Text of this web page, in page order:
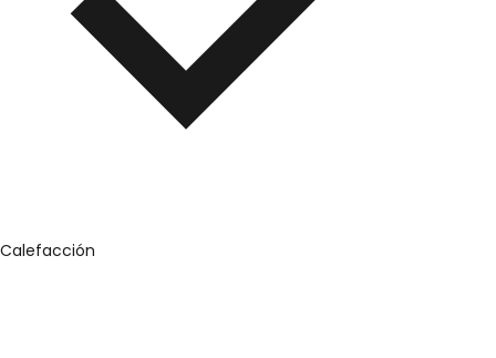
Calefacción